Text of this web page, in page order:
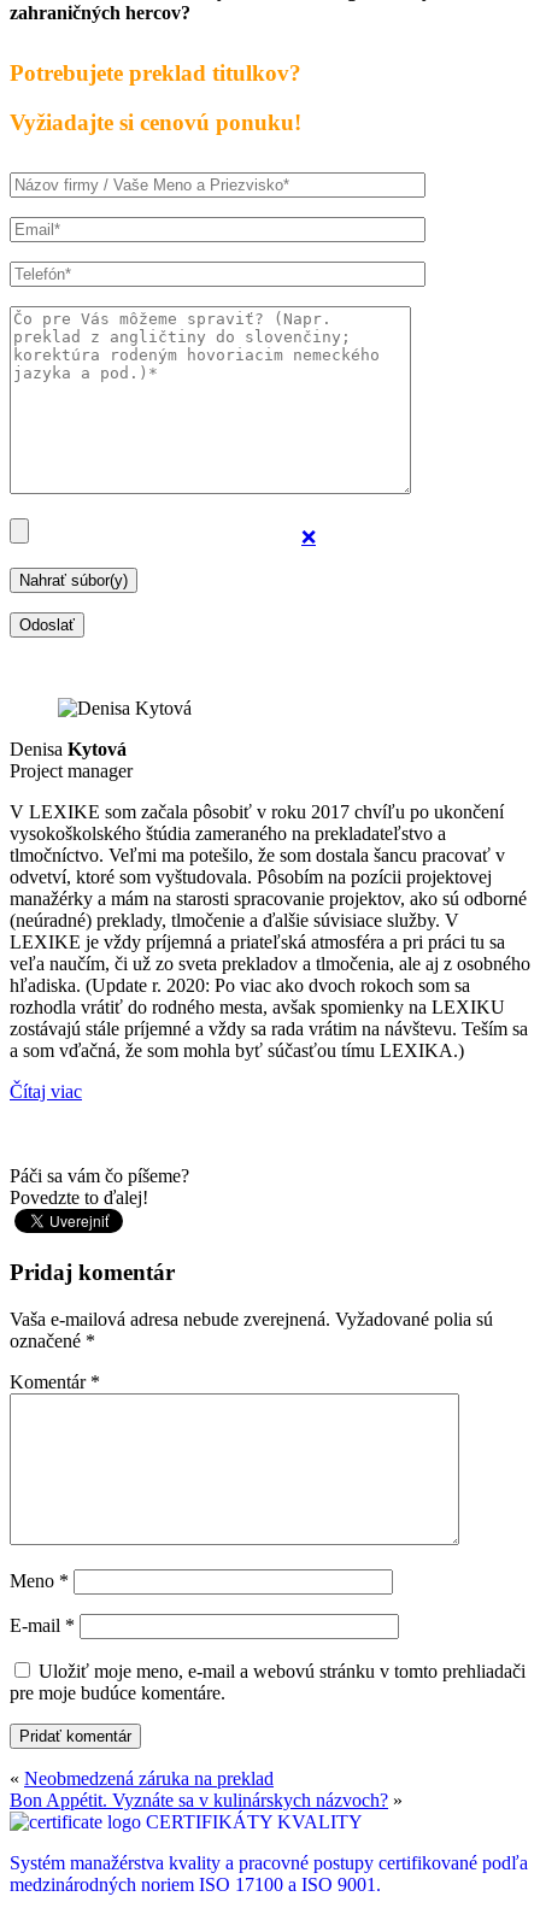
zahraničných hercov?
Potrebujete preklad titulkov?
Vyžiadajte si cenovú ponuku!
❌
Denisa Kytová
Project manager
V LEXIKE som začala pôsobiť v roku 2017 chvíľu po ukončení
vysokoškolského štúdia zameraného na prekladateľstvo a
tlmočníctvo. Veľmi ma potešilo, že som dostala šancu pracovať v
odvetví, ktoré som vyštudovala. Pôsobím na pozícii projektovej
manažérky a mám na starosti spracovanie projektov, ako sú odborné
(neúradné) preklady, tlmočenie a ďalšie súvisiace služby. V
LEXIKE je vždy príjemná a priateľská atmosféra a pri práci tu sa
veľa naučím, či už zo sveta prekladov a tlmočenia, ale aj z osobného
hľadiska. (Update r. 2020: Po viac ako dvoch rokoch som sa
rozhodla vrátiť do rodného mesta, avšak spomienky na LEXIKU
zostávajú stále príjemné a vždy sa rada vrátim na návštevu. Teším sa
a som vďačná, že som mohla byť súčasťou tímu LEXIKA.)
Čítaj viac
Páči sa vám čo píšeme?
Povedzte to ďalej!
Pridaj komentár
Vaša e-mailová adresa nebude zverejnená. Vyžadované polia sú
označené *
Komentár *
Meno *
E-mail *
Uložiť moje meno, e-mail a webovú stránku v tomto prehliadači
pre moje budúce komentáre.
« Neobmedzená záruka na preklad
Bon Appétit. Vyznáte sa v kulinárskych názvoch? »
CERTIFIKÁTY KVALITY
Systém manažérstva kvality a pracovné postupy certifikované podľa
medzinárodných noriem ISO 17100 a ISO 9001.